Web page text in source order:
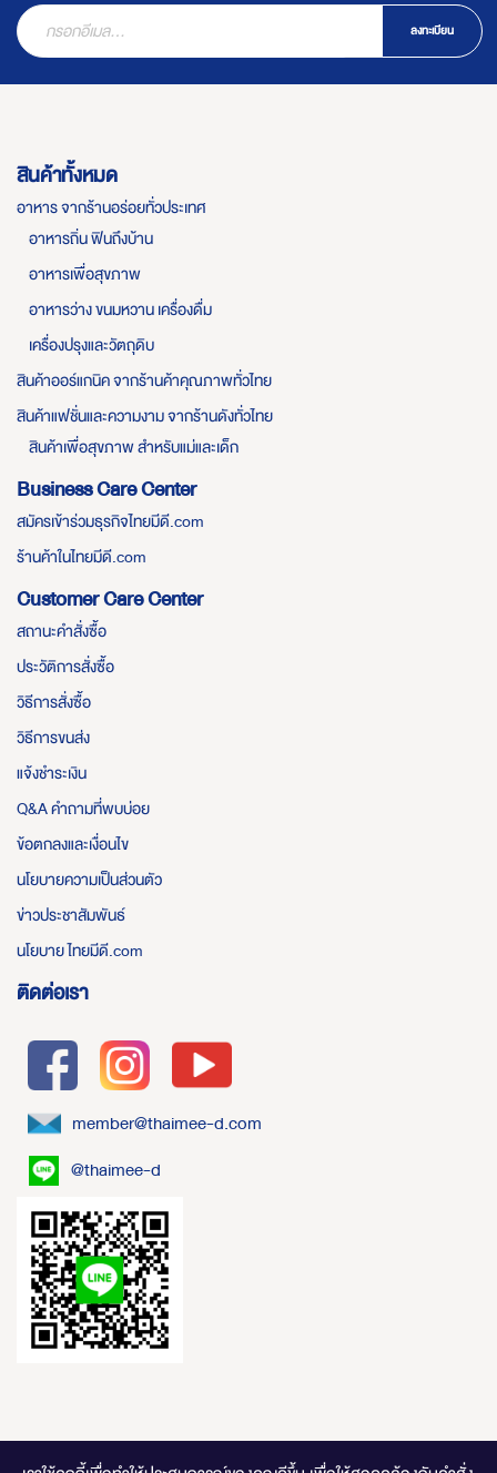
ลงทะเบียน
สินค้าทั้งหมด
อาหาร จากร้านอร่อยทั่วประเทศ
อาหารถิ่น ฟินถึงบ้าน
อาหารเพื่อสุขภาพ
อาหารว่าง ขนมหวาน เครื่องดื่ม
เครื่องปรุงและวัตถุดิบ
สินค้าออร์แกนิค จากร้านค้าคุณภาพทั่วไทย
สินค้าแฟชั่นและความงาม จากร้านดังทั่วไทย
สินค้าเพื่อสุขภาพ สำหรับแม่และเด็ก
Business Care Center
สมัครเข้าร่วมธุรกิจไทยมีดี.com
ร้านค้าในไทยมีดี.com
Customer Care Center
สถานะคำสั่งซื้อ
ประวัติการสั่งซื้อ
วิธีการสั่งซื้อ
วิธีการขนส่ง
แจ้งชำระเงิน
Q&A คำถามที่พบบ่อย
ข้อตกลงและเงื่อนไข
นโยบายความเป็นส่วนตัว
ข่าวประชาสัมพันธ์
นโยบาย ไทยมีดี.com
ติดต่อเรา
member@thaimee-d.com
@thaimee-d